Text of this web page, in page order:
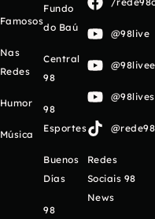
Famosos
Nas
Redes
Humor
Música
Fundo
do Baú
Central
98
98
Esportes
Buenos
Días
98
@98live
Redes
Sociais 98
News